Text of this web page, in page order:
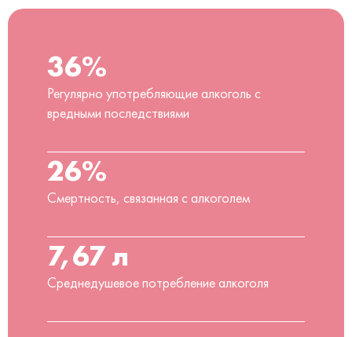
36%
Регулярно употребляющие алкоголь с
вредными последствиями
26%
Смертность, связанная с алкоголем
7,67 л
Среднедушевое потребление алкоголя